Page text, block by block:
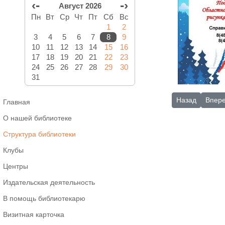
‹- Август 2026 -›
Пн Вт Ср Чт Пт Сб
Вс
1
2
3
4 5 6 7 8
9
10
11 12 13 14 15
16
17
18 19 20 21 22
23
24
25 26 27 28 29
30
31
Главная
О нашей библиотеке
Структура библиотеки
Клубы
Центры
Издательская деятельность
В помощь библиотекарю
Визитная карточка
Предыдущий:
Назад